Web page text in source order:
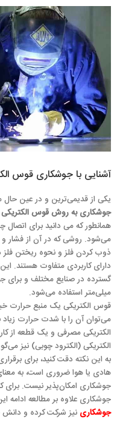
آشنایی با جوشکاری قوس
یکی از قدیمی‌ترین و در عین
جوشکاری به روش قوس الکتریکی
همانطور که می دانید برای اتصال
می‌شود. روشی که در آن از فشار و
ذوب کردن فلز و نحوه ریختن فلز
دارای کاربردی متفاوت هستند.‌
گسترده در صنایع مختلف و برای
میلی‌متر استفاده می‌شود.
قوس الکتریکی یک منبع حرارت
می‌توان آن را با شدت حرارت
الکتریکی مصرفی و یک قطعه از
الکتریکی (الکترود چوبی) نیز
به این نکته دقت کنید، برای
هادی یا هوا ضروری است، به
جوشکاری امکان‌پذیر نیست. برای
جوشکاری علاوه بر مطالعه ادامه
جوشکاری نیز شرکت کرده و دانش